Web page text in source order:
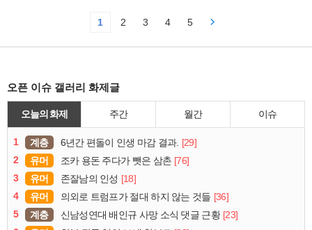
1 2 3 4 5
오픈 이슈 갤러리 화제글
오늘의 화제 주간 월간 이슈
1 계층 6년간 편돌이 인생 마감 결과. [29]
2
유머 조카 용돈 주다가 뺏은 삼촌 [76]
3
유머 존잘남의 인성 [18]
4
유머 의외로 트럼프가 절대 하지 않는 것들 [36]
5
계층 신남성연대 배인규 사망 소식 댓글 근황 [23]